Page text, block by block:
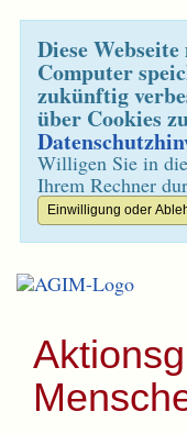
Diese
Computer
zukünftig
über Cookies
Willigen Sie in
Ihrem Rechner